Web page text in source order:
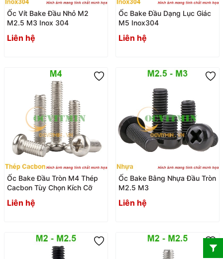
Ốc Vít Bake Đầu Nhỏ M2
M2.5 M3 Inox 304
Liên hệ
Ốc Bake Đầu Dạng Lục Giác
M5 Inox304
Liên hệ
Ốc Bake Đầu Tròn M4 Thép
Cacbon Tùy Chọn Kích Cỡ
Liên hệ
Ốc Bake Bằng Nhựa Đầu Tròn
M2.5 M3
Liên hệ